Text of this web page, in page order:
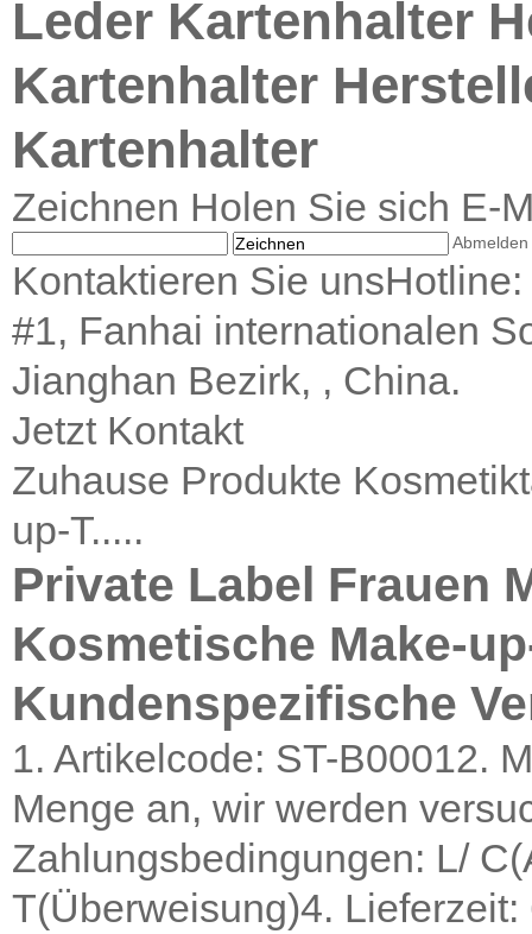
Leder Kartenhalter
Kartenhalter
Kartenhalter
Zeichnen Holen Sie sich E-
Abmelden
Kontaktieren Sie
#1, Fanhai internationalen
Jianghan Bezirk, , China.
Jetzt Kontakt
Zuhause Produkte
up-T.....
Private Label Frauen
Kosmetische Make-
Kundenspezifische
1. Artikelcode: ST-B00012.
Menge an, wir werden
Zahlungsbedingungen: L/
T(Überweisung)4.